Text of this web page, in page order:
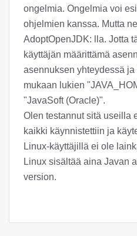
ongelmia. Ongelmia voi
ohjelmien kanssa. Mutta
AdoptOpenJDK: lla. Jotta
käyttäjän määrittämä
asennuksen yhteydessä
mukaan lukien
"JavaSoft (Oracle)".
Olen testannut sitä useilla
kaikki käynnistettiin ja
Linux-käyttäjillä ei ole
Linux sisältää aina Javan
version.